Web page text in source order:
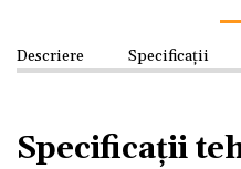
Descriere Specificații
Specificații